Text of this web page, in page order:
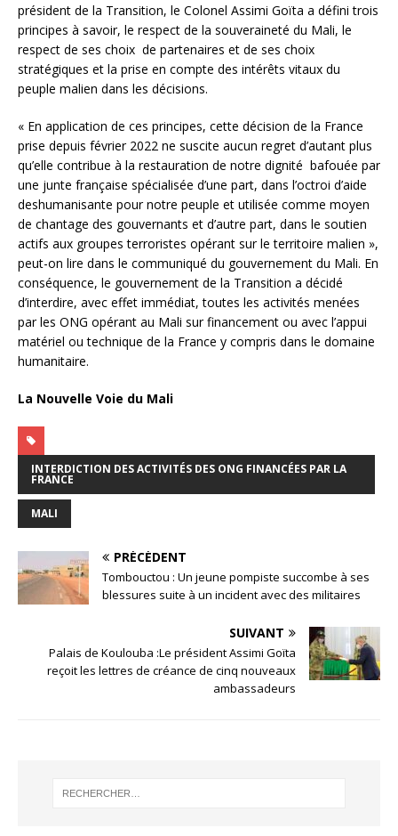
président de la Transition, le Colonel Assimi Goïta a défini trois
principes à savoir, le respect de la souveraineté du Mali, le
respect de ses choix de partenaires et de ses choix
stratégiques et la prise en compte des intérêts vitaux du
peuple malien dans les décisions.
« En application de ces principes, cette décision de la France
prise depuis février 2022 ne suscite aucun regret d’autant plus
qu’elle contribue à la restauration de notre dignité bafouée par
une junte française spécialisée d’une part, dans l’octroi d’aide
deshumanisante pour notre peuple et utilisée comme moyen
de chantage des gouvernants et d’autre part, dans le soutien
actifs aux groupes terroristes opérant sur le territoire malien »,
peut-on lire dans le communiqué du gouvernement du Mali. En
conséquence, le gouvernement de la Transition a décidé
d’interdire, avec effet immédiat, toutes les activités menées
par les ONG opérant au Mali sur financement ou avec l’appui
matériel ou technique de la France y compris dans le domaine
humanitaire.
La Nouvelle Voie du Mali
INTERDICTION DES ACTIVITÉS DES ONG FINANCÉES PAR LA
FRANCE
MALI
PRÉCÉDENT
Tombouctou : Un jeune pompiste succombe à ses
blessures suite à un incident avec des militaires
SUIVANT
Palais de Koulouba :Le président Assimi Goïta
reçoit les lettres de créance de cinq nouveaux
ambassadeurs